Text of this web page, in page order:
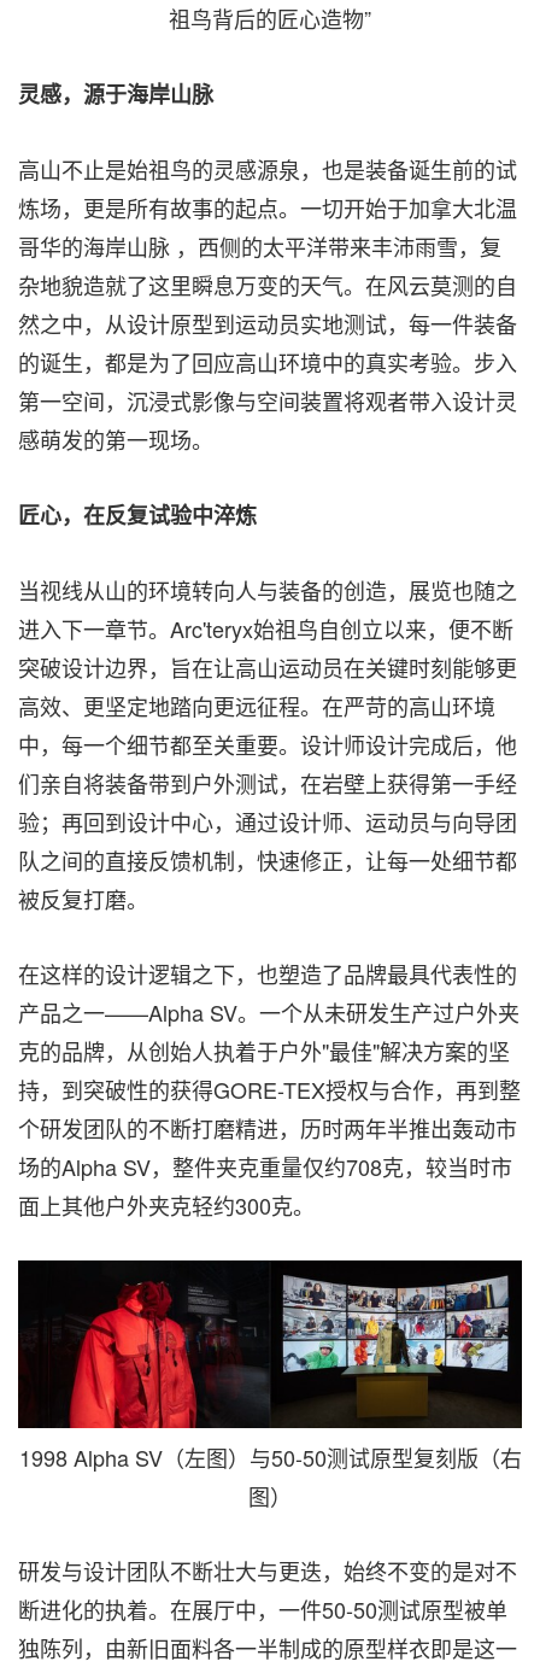
祖鸟背后的匠心造物”
灵感，源于海岸山脉
高山不止是始祖鸟的灵感源泉，也是装备诞生前的试
炼场，更是所有故事的起点。一切开始于加拿大北温
哥华的海岸山脉 ，西侧的太平洋带来丰沛雨雪，复
杂地貌造就了这里瞬息万变的天气。在风云莫测的自
然之中，从设计原型到运动员实地测试，每一件装备
的诞生，都是为了回应高山环境中的真实考验。步入
第一空间，沉浸式影像与空间装置将观者带入设计灵
感萌发的第一现场。
匠心，在反复试验中淬炼
当视线从山的环境转向人与装备的创造，展览也随之
进入下一章节。Arc'teryx始祖鸟自创立以来，便不断
突破设计边界，旨在让高山运动员在关键时刻能够更
高效、更坚定地踏向更远征程。在严苛的高山环境
中，每一个细节都至关重要。设计师设计完成后，他
们亲自将装备带到户外测试，在岩壁上获得第一手经
验；再回到设计中心，通过设计师、运动员与向导团
队之间的直接反馈机制，快速修正，让每一处细节都
被反复打磨。
在这样的设计逻辑之下，也塑造了品牌最具代表性的
产品之一——Alpha SV。一个从未研发生产过户外夹
克的品牌，从创始人执着于户外"最佳"解决方案的坚
持，到突破性的获得GORE-TEX授权与合作，再到整
个研发团队的不断打磨精进，历时两年半推出轰动市
场的Alpha SV，整件夹克重量仅约708克，较当时市
面上其他户外夹克轻约300克。
1998 Alpha SV（左图）与50-50测试原型复刻版（右
图）
研发与设计团队不断壮大与更迭，始终不变的是对不
断进化的执着。在展厅中，一件50-50测试原型被单
独陈列，由新旧面料各一半制成的原型样衣即是这一